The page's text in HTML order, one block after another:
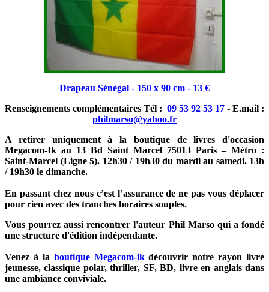
Drapeau Sénégal - 150 x 90 cm - 13 €
Renseignements complémentaires Tél : 09 53 92 53 17 - E.mail :
philmarso@yahoo.fr
A retirer uniquement à la boutique de livres d'occasion
Megacom-Ik au 13 Bd Saint Marcel 75013 Paris – Métro :
Saint-Marcel (Ligne 5). 12h30 / 19h30 du mardi au samedi. 13h
/ 19h30 le dimanche.
En passant chez nous c’est l’assurance de ne pas vous déplacer
pour rien avec des tranches horaires souples.
Vous pourrez aussi rencontrer l'auteur Phil Marso qui a fondé
une structure d'édition indépendante.
Venez à la boutique Megacom-ikdécouvrir notre rayon livre
jeunesse, classique polar, thriller, SF, BD, livre en anglais dans
une ambiance conviviale.